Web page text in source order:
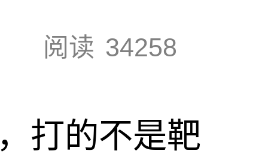
阅读 34258
打的不是靶